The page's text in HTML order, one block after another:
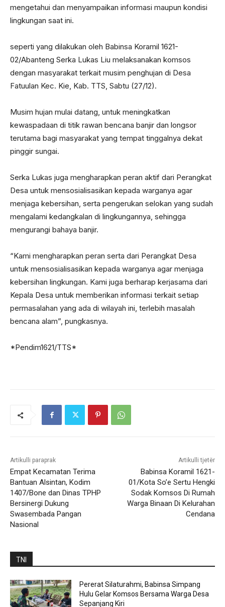
mengetahui dan menyampaikan informasi maupun kondisi
lingkungan saat ini.
seperti yang dilakukan oleh Babinsa Koramil 1621-
02/Abanteng Serka Lukas Liu melaksanakan komsos
dengan masyarakat terkait musim penghujan di Desa
Fatuulan Kec. Kie, Kab. TTS, Sabtu (27/12).
Musim hujan mulai datang, untuk meningkatkan
kewaspadaan di titik rawan bencana banjir dan longsor
terutama bagi masyarakat yang tempat tinggalnya dekat
pinggir sungai.
Serka Lukas juga mengharapkan peran aktif dari Perangkat
Desa untuk mensosialisasikan kepada warganya agar
menjaga kebersihan, serta pengerukan selokan yang sudah
mengalami kedangkalan di lingkungannya, sehingga
mengurangi bahaya banjir.
“Kami mengharapkan peran serta dari Perangkat Desa
untuk mensosialisasikan kepada warganya agar menjaga
kebersihan lingkungan. Kami juga berharap kerjasama dari
Kepala Desa untuk memberikan informasi terkait setiap
permasalahan yang ada di wilayah ini, terlebih masalah
bencana alam”, pungkasnya.
*Pendim1621/TTS*
Artikulli paraprak
Empat Kecamatan Terima
Bantuan Alsintan, Kodim
1407/Bone dan Dinas TPHP
Bersinergi Dukung
Swasembada Pangan
Nasional
Artikulli tjetër
Babinsa Koramil 1621-
01/Kota So’e Sertu Hengki
Sodak Komsos Di Rumah
Warga Binaan Di Kelurahan
Cendana
TNI
Pererat Silaturahmi, Babinsa Simpang
Hulu Gelar Komsos Bersama Warga Desa
Sepanjang Kiri